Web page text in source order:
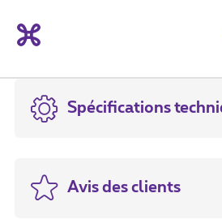
Spécifications
Avis des clients